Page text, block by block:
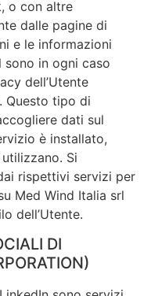
o con altre
dalle pagine di
e le informazioni
sono in ogni caso
dell’Utente
Questo tipo di
dati sul
è installato,
Si
rispettivi servizi per
Med Wind Italia srl
dell’Utente.
DI